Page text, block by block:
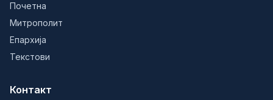
Почетна
Митрополит
Епархија
Текстови
Контакт